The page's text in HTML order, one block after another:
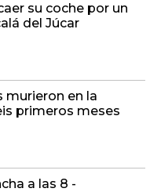
su coche por un
del Júcar
murieron en la
primeros meses
a las 8 -